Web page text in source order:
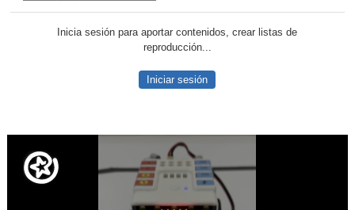
Inicia sesión para aportar contenidos, crear listas de
reproducción...
Iniciar sesión